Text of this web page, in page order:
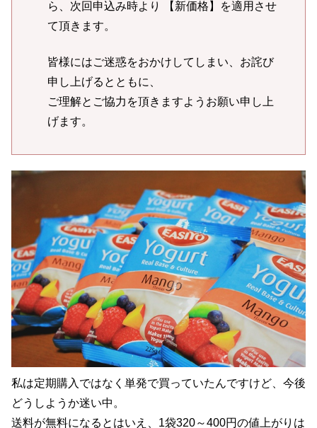
ら、次回申込み時より 【新価格】を適用させ
て頂きます。
皆様にはご迷惑をおかけしてしまい、お詫び
申し上げるとともに、
ご理解とご協力を頂きますようお願い申し上
げます。
私は定期購入ではなく単発で買っていたんですけど、今後
どうしようか迷い中。
送料が無料になるとはいえ、1袋320～400円の値上がりは